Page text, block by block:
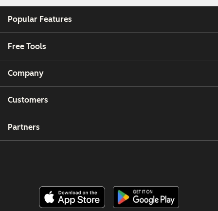
Popular Features
Free Tools
Company
Customers
Partners